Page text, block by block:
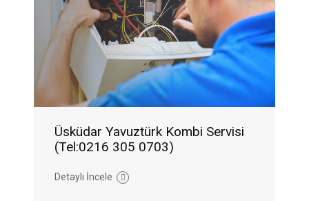
Üsküdar Yavuztürk Kombi Servisi
(Tel:0216 305 0703)
Detaylı İncele